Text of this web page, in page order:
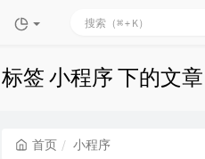
标签 小程序 下的文章
首页 小程序